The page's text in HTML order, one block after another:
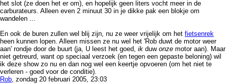
het slot (ze doen het er om), en hopelijk geen liters vocht meer in de
carburateurs. Alleen even 2 minuut 30 in je dikke pak een blokje om
wandelen ...
En ook de buren zullen wel blij zijn, nu ze weer vrijelijk om het fietsenrek
heen kunnen lopen. Alleen missen ze nu wel het 'Rob duwt de motor weer
aan' rondje door de buurt (ja, U leest het goed, ik duw onze motor aan). Maar
niet getreurd, want op speciaal verzoek (en tegen een gepaste beloning) wil
ik deze show zo nu en dan nog wel een keertje opvoeren (om het niet te
verleren - goed voor de conditie).
Rob, zondag 20 februari 2005, 23:03